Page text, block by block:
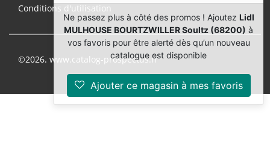
Ne passez plus à côté des promos ! Ajoutez Lidl
MULHOUSE BOURTZWILLER Soultz (68200) à
vos favoris pour être alerté dès qu’un nouveau
catalogue est disponible
Ajouter ce magasin à mes favoris
Conditions d'utilisation
©2026. www.catalog-prospectus.fr